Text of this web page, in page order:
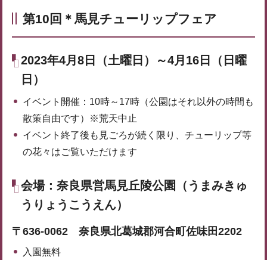
第10回＊馬見チューリップフェア
2023年4月8日（土曜日）～4月16日（日曜
日）
イベント開催：10時～17時（公園はそれ以外の時間も
散策自由です）※荒天中止
イベント終了後も見ごろが続く限り、チューリップ等
の花々はご覧いただけます
会場：奈良県営馬見丘陵公園（うまみきゅ
うりょうこうえん）
〒636-0062 奈良県北葛城郡河合町佐味田2202
入園無料